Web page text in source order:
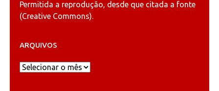
Permitida a reprodução, desde que citada a fonte
(Creative Commons).
ARQUIVOS
Arquivos